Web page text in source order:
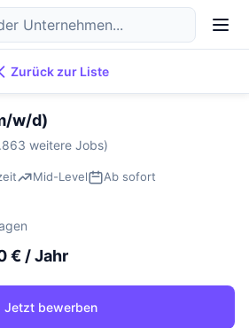
DE
Zurück zur Liste
w/d)
weitere Jobs)
Mid-Level
Ab sofort
€ / Jahr
Jetzt bewerben